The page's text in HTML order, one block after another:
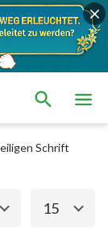
Schrift
15